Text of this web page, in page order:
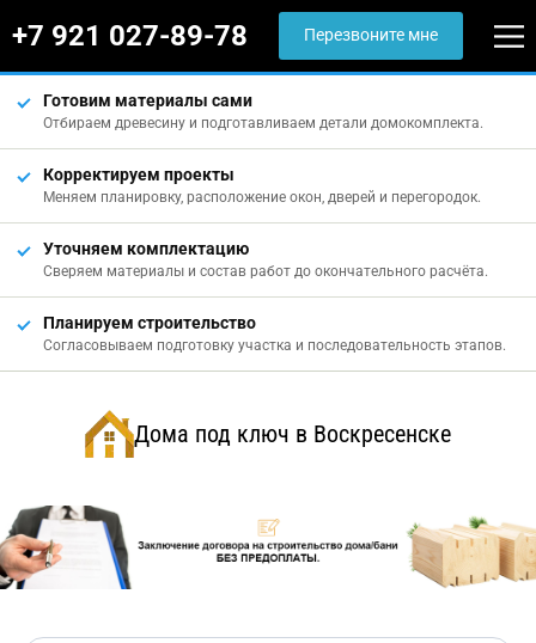
+7 921 027-89-78 Перезвоните мне
Готовим материалы сами
Отбираем древесину и подготавливаем детали домокомплекта.
Корректируем проекты
Меняем планировку, расположение окон, дверей и перегородок.
Уточняем комплектацию
Сверяем материалы и состав работ до окончательного расчёта.
Планируем строительство
Согласовываем подготовку участка и последовательность этапов.
Дома под ключ в Воскресенске